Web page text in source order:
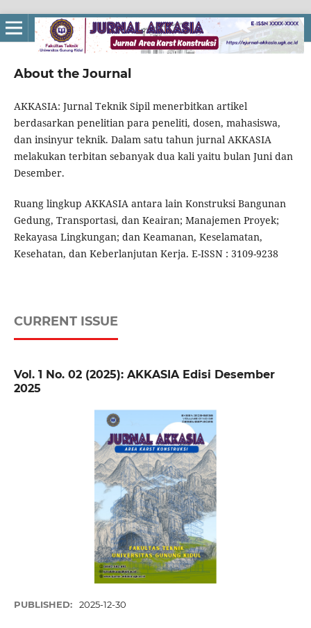
About the Journal
AKKASIA: Jurnal Teknik Sipil menerbitkan artikel
berdasarkan penelitian para peneliti, dosen, mahasiswa,
dan insinyur teknik. Dalam satu tahun jurnal AKKASIA
melakukan terbitan sebanyak dua kali yaitu bulan Juni dan
Desember.
Ruang lingkup AKKASIA antara lain Konstruksi Bangunan
Gedung, Transportasi, dan Keairan; Manajemen Proyek;
Rekayasa Lingkungan; dan Keamanan, Keselamatan,
Kesehatan, dan Keberlanjutan Kerja. E-ISSN : 3109-9238
CURRENT ISSUE
Vol. 1 No. 02 (2025): AKKASIA Edisi Desember
2025
PUBLISHED: 2025-12-30